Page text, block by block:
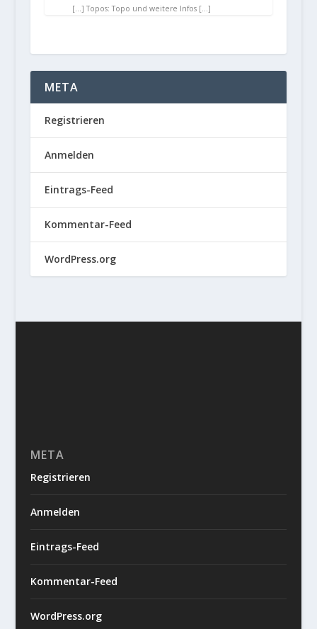
[…] Topos: Topo und weitere Infos […]
META
Registrieren
Anmelden
Eintrags-Feed
Kommentar-Feed
WordPress.org
META
Registrieren
Anmelden
Eintrags-Feed
Kommentar-Feed
WordPress.org